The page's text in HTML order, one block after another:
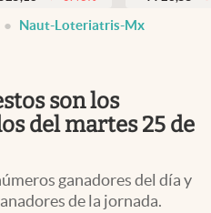
Naut-Loteriatris-Mx
son los
del martes 25 de
ganadores del día y
de la jornada.